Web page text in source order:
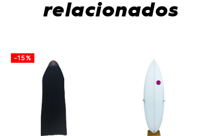
relacionados
-15%